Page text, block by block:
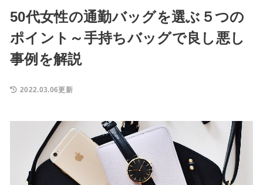
50代女性の通勤バッグを選ぶ５つの
ポイント～手持ちバッグで良し悪し
事例を解説
2022.03.06更新